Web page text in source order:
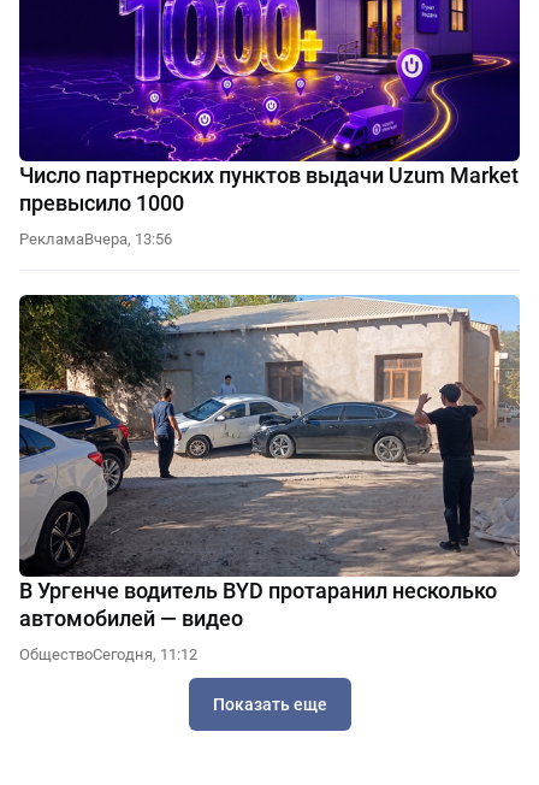
Число партнерских пунктов выдачи Uzum Market
превысило 1000
РекламаВчера, 13:56
В Ургенче водитель BYD протаранил несколько
автомобилей — видео
ОбществоСегодня, 11:12
Показать еще